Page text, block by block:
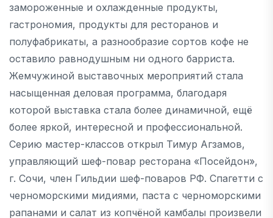
замороженные и охлажденные продукты,
гастрономия, продукты для ресторанов и
полуфабрикаты, а разнообразие сортов кофе не
оставило равнодушным ни одного барриста.
Жемчужиной выставочных мероприятий стала
насыщенная деловая программа, благодаря
которой выставка стала более динамичной, ещё
более яркой, интересной и профессиональной.
Серию мастер-классов открыл Тимур Агзамов,
управляющий шеф-повар ресторана «Посейдон»,
г. Сочи, член Гильдии шеф-поваров РФ. Спагетти с
черноморскими мидиями, паста с черноморскими
рапанами и салат из копчёной камбалы произвели